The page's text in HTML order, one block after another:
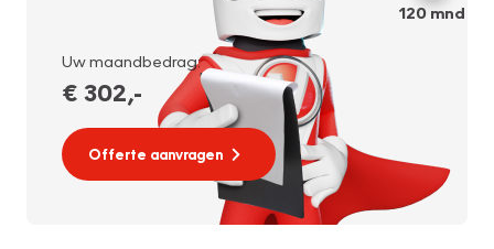
120mnd
Uw maandbedrag:
€ 302,-
Offerte aanvragen